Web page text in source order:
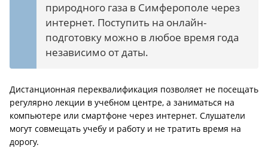
природного газа в Симферополе через
интернет. Поступить на онлайн-
подготовку можно в любое время года
независимо от даты.
Дистанционная переквалификация позволяет не посещать
регулярно лекции в учебном центре, а заниматься на
компьютере или смартфоне через интернет. Слушатели
могут совмещать учебу и работу и не тратить время на
дорогу.